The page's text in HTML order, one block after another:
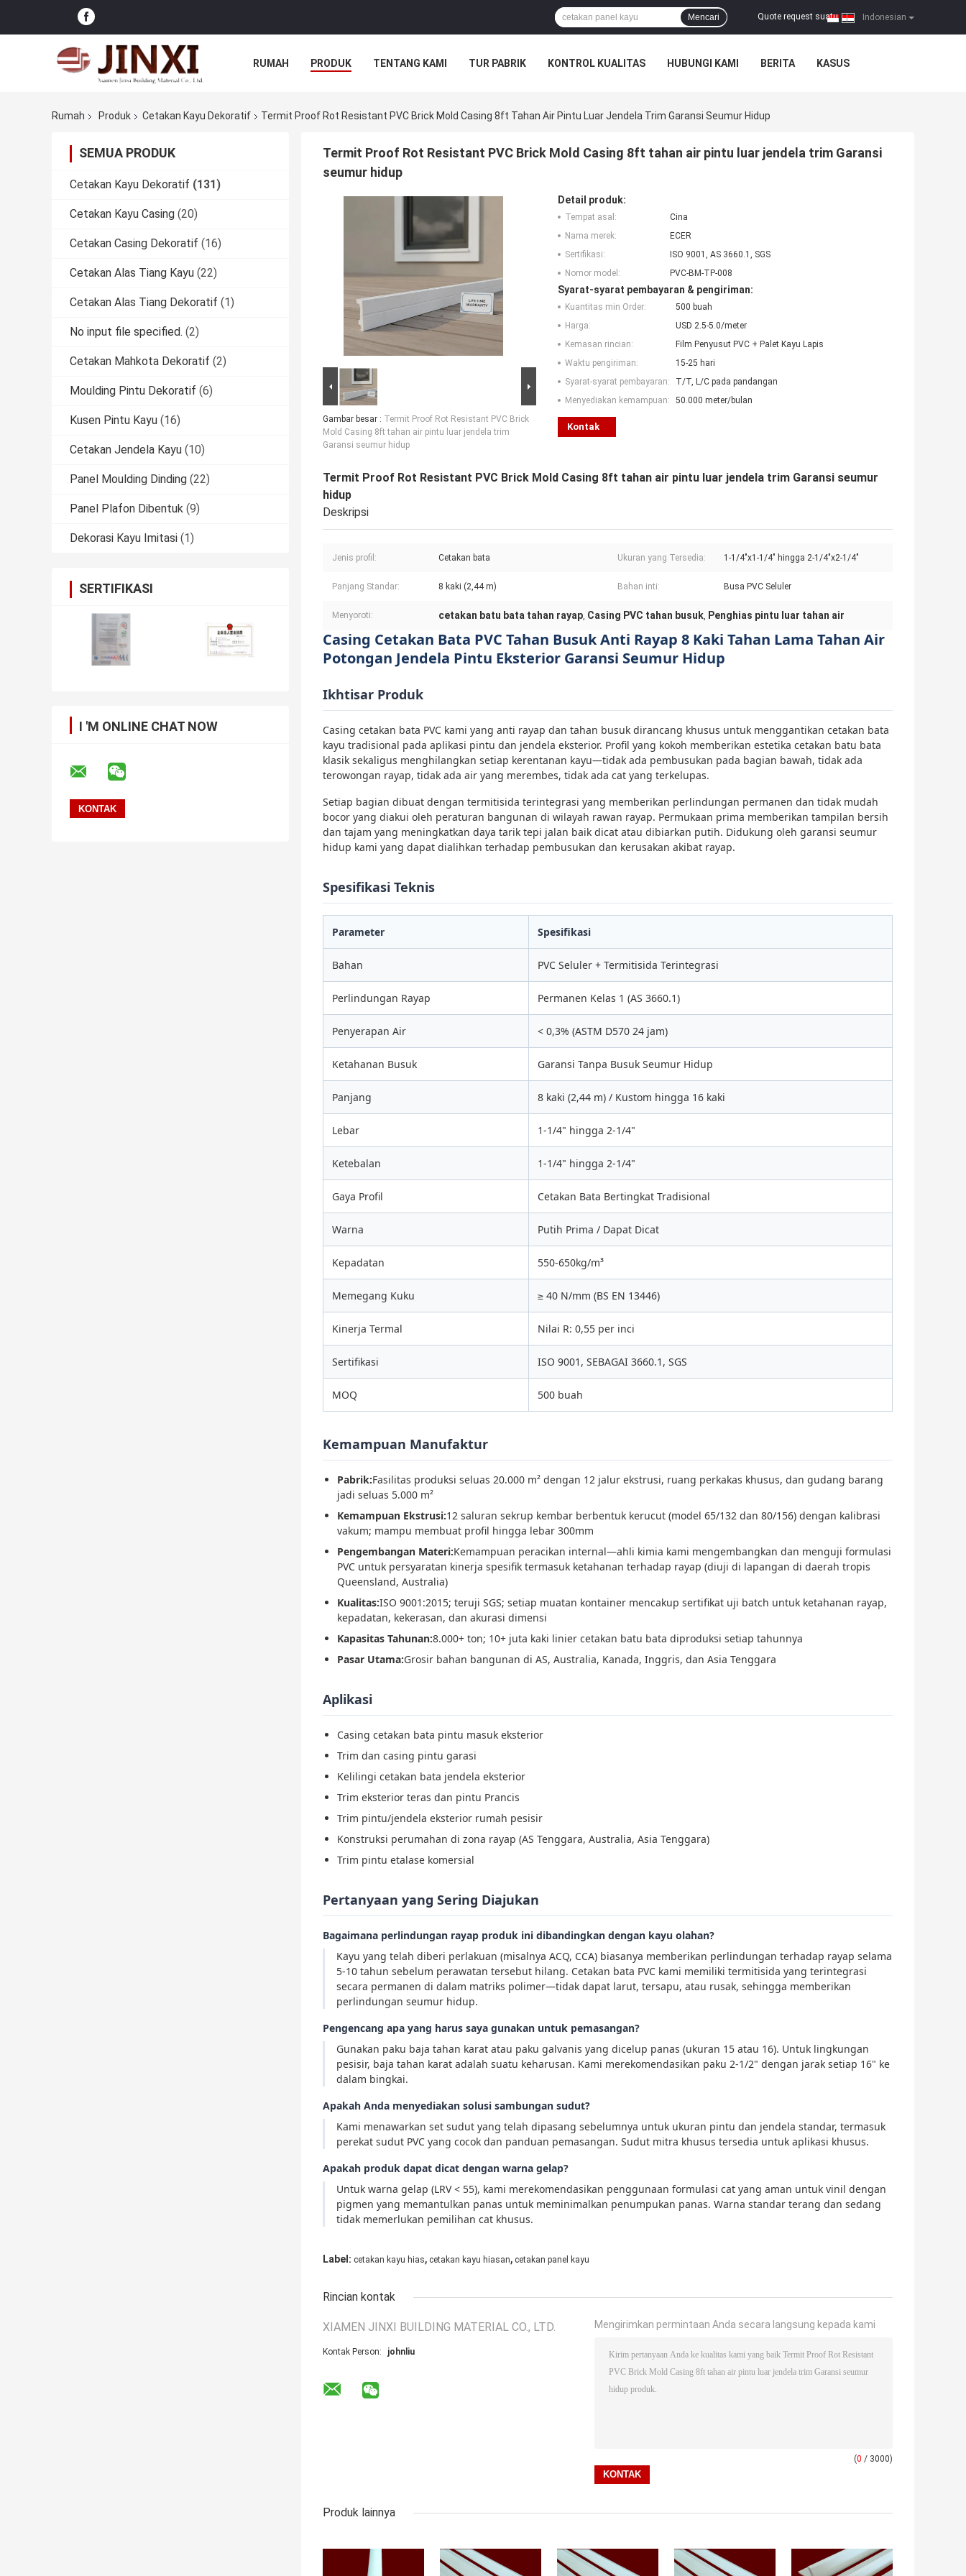
Indonesian
Quote request suatu |
Mencari
RUMAH PRODUK TENTANG KAMI TUR PABRIK KONTROL KUALITAS HUBUNGI KAMI BERITA KASUS
Rumah Produk Cetakan Kayu Dekoratif Termit Proof Rot Resistant PVC Brick Mold Casing 8ft Tahan Air Pintu Luar Jendela Trim Garansi Seumur Hidup
SEMUA PRODUK
Cetakan Kayu Dekoratif (131)
Cetakan Kayu Casing (20)
Cetakan Casing Dekoratif (16)
Cetakan Alas Tiang Kayu (22)
Cetakan Alas Tiang Dekoratif (1)
No input file specified. (2)
Cetakan Mahkota Dekoratif (2)
Moulding Pintu Dekoratif (6)
Kusen Pintu Kayu (16)
Cetakan Jendela Kayu (10)
Panel Moulding Dinding (22)
Panel Plafon Dibentuk (9)
Dekorasi Kayu Imitasi (1)
SERTIFIKASI
I 'M ONLINE CHAT NOW
Termit Proof Rot Resistant PVC Brick Mold Casing 8ft tahan air pintu luar jendela trim Garansi
seumur hidup
Gambar besar : Termit Proof Rot Resistant PVC Brick
Mold Casing 8ft tahan air pintu luar jendela trim
Garansi seumur hidup
Detail produk:
Tempat asal:
Cina
Nama merek:
ECER
Sertifikasi:
ISO 9001, AS 3660.1, SGS
Nomor model:
PVC-BM-TP-008
Syarat-syarat pembayaran & pengiriman:
Kuantitas min Order:
500 buah
Harga:
USD 2.5-5.0/meter
Kemasan rincian:
Film Penyusut PVC + Palet Kayu Lapis
Waktu pengiriman:
15-25 hari
Syarat-syarat pembayaran:
T/T, L/C pada pandangan
Menyediakan kemampuan:
50.000 meter/bulan
Kontak
Termit Proof Rot Resistant PVC Brick Mold Casing 8ft tahan air pintu luar jendela trim Garansi seumur
hidup
Deskripsi
Jenis profil: Cetakan bata Ukuran yang Tersedia: 1-1/4"x1-1/4" hingga 2-1/4"x2-1/4"
Panjang Standar: 8 kaki (2,44 m) Bahan inti: Busa PVC Seluler
Menyoroti: cetakan batu bata tahan rayap, Casing PVC tahan busuk, Penghias pintu luar tahan air
Casing Cetakan Bata PVC Tahan Busuk Anti Rayap 8 Kaki Tahan Lama Tahan Air
Potongan Jendela Pintu Eksterior Garansi Seumur Hidup
Ikhtisar Produk
Casing cetakan bata PVC kami yang anti rayap dan tahan busuk dirancang khusus untuk menggantikan cetakan bata
kayu tradisional pada aplikasi pintu dan jendela eksterior. Profil yang kokoh memberikan estetika cetakan batu bata
klasik sekaligus menghilangkan setiap kerentanan kayu—tidak ada pembusukan pada bagian bawah, tidak ada
terowongan rayap, tidak ada air yang merembes, tidak ada cat yang terkelupas.
Setiap bagian dibuat dengan termitisida terintegrasi yang memberikan perlindungan permanen dan tidak mudah
bocor yang diakui oleh peraturan bangunan di wilayah rawan rayap. Permukaan prima memberikan tampilan bersih
dan tajam yang meningkatkan daya tarik tepi jalan baik dicat atau dibiarkan putih. Didukung oleh garansi seumur
hidup kami yang dapat dialihkan terhadap pembusukan dan kerusakan akibat rayap.
Spesifikasi Teknis
Parameter Spesifikasi
Bahan PVC Seluler + Termitisida Terintegrasi
Perlindungan Rayap Permanen Kelas 1 (AS 3660.1)
Penyerapan Air < 0,3% (ASTM D570 24 jam)
Ketahanan Busuk Garansi Tanpa Busuk Seumur Hidup
Panjang 8 kaki (2,44 m) / Kustom hingga 16 kaki
Lebar 1-1/4" hingga 2-1/4"
Ketebalan 1-1/4" hingga 2-1/4"
Gaya Profil Cetakan Bata Bertingkat Tradisional
Warna Putih Prima / Dapat Dicat
Kepadatan 550-650kg/m³
Memegang Kuku ≥ 40 N/mm (BS EN 13446)
Kinerja Termal Nilai R: 0,55 per inci
Sertifikasi ISO 9001, SEBAGAI 3660.1, SGS
MOQ 500 buah
Kemampuan Manufaktur
Pabrik:Fasilitas produksi seluas 20.000 m² dengan 12 jalur ekstrusi, ruang perkakas khusus, dan gudang barang
jadi seluas 5.000 m²
Kemampuan Ekstrusi:12 saluran sekrup kembar berbentuk kerucut (model 65/132 dan 80/156) dengan kalibrasi
vakum; mampu membuat profil hingga lebar 300mm
Pengembangan Materi:Kemampuan peracikan internal—ahli kimia kami mengembangkan dan menguji formulasi
PVC untuk persyaratan kinerja spesifik termasuk ketahanan terhadap rayap (diuji di lapangan di daerah tropis
Queensland, Australia)
Kualitas:ISO 9001:2015; teruji SGS; setiap muatan kontainer mencakup sertifikat uji batch untuk ketahanan rayap,
kepadatan, kekerasan, dan akurasi dimensi
Kapasitas Tahunan:8.000+ ton; 10+ juta kaki linier cetakan batu bata diproduksi setiap tahunnya
Pasar Utama:Grosir bahan bangunan di AS, Australia, Kanada, Inggris, dan Asia Tenggara
Aplikasi
Casing cetakan bata pintu masuk eksterior
Trim dan casing pintu garasi
Kelilingi cetakan bata jendela eksterior
Trim eksterior teras dan pintu Prancis
Trim pintu/jendela eksterior rumah pesisir
Konstruksi perumahan di zona rayap (AS Tenggara, Australia, Asia Tenggara)
Trim pintu etalase komersial
Pertanyaan yang Sering Diajukan
Bagaimana perlindungan rayap produk ini dibandingkan dengan kayu olahan?
Kayu yang telah diberi perlakuan (misalnya ACQ, CCA) biasanya memberikan perlindungan terhadap rayap selama
5-10 tahun sebelum perawatan tersebut hilang. Cetakan bata PVC kami memiliki termitisida yang terintegrasi
secara permanen di dalam matriks polimer—tidak dapat larut, tersapu, atau rusak, sehingga memberikan
perlindungan seumur hidup.
Pengencang apa yang harus saya gunakan untuk pemasangan?
Gunakan paku baja tahan karat atau paku galvanis yang dicelup panas (ukuran 15 atau 16). Untuk lingkungan
pesisir, baja tahan karat adalah suatu keharusan. Kami merekomendasikan paku 2-1/2" dengan jarak setiap 16" ke
dalam bingkai.
Apakah Anda menyediakan solusi sambungan sudut?
Kami menawarkan set sudut yang telah dipasang sebelumnya untuk ukuran pintu dan jendela standar, termasuk
perekat sudut PVC yang cocok dan panduan pemasangan. Sudut mitra khusus tersedia untuk aplikasi khusus.
Apakah produk dapat dicat dengan warna gelap?
Untuk warna gelap (LRV < 55), kami merekomendasikan penggunaan formulasi cat yang aman untuk vinil dengan
pigmen yang memantulkan panas untuk meminimalkan penumpukan panas. Warna standar terang dan sedang
tidak memerlukan pemilihan cat khusus.
Label: cetakan kayu hias, cetakan kayu hiasan, cetakan panel kayu
Rincian kontak
XIAMEN JINXI BUILDING MATERIAL CO., LTD.
Kontak Person: johnliu
Mengirimkan permintaan Anda secara langsung kepada kami
(0 / 3000)
Produk lainnya